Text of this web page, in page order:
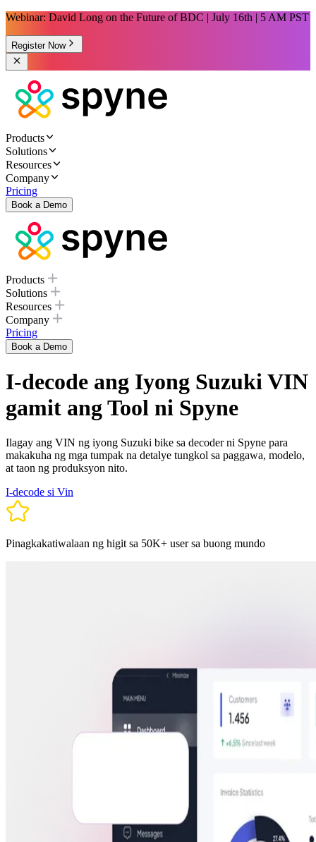
Webinar: David Long on the Future of BDC | July 16th | 5 AM PST
Register Now
Products
Solutions
Resources
Company
Pricing
Book a Demo
Products
Solutions
Resources
Company
Pricing
Book a Demo
I-decode ang Iyong Suzuki VIN
gamit ang Tool ni Spyne
Ilagay ang VIN ng iyong Suzuki bike sa decoder ni Spyne para
makakuha ng mga tumpak na detalye tungkol sa paggawa, modelo,
at taon ng produksyon nito.
I-decode si Vin
Pinagkakatiwalaan ng higit sa 50K+ user sa buong mundo